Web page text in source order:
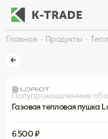
Главная Продукты
Полупромышленные
Газовая тепловая пушка
6 500 ₽